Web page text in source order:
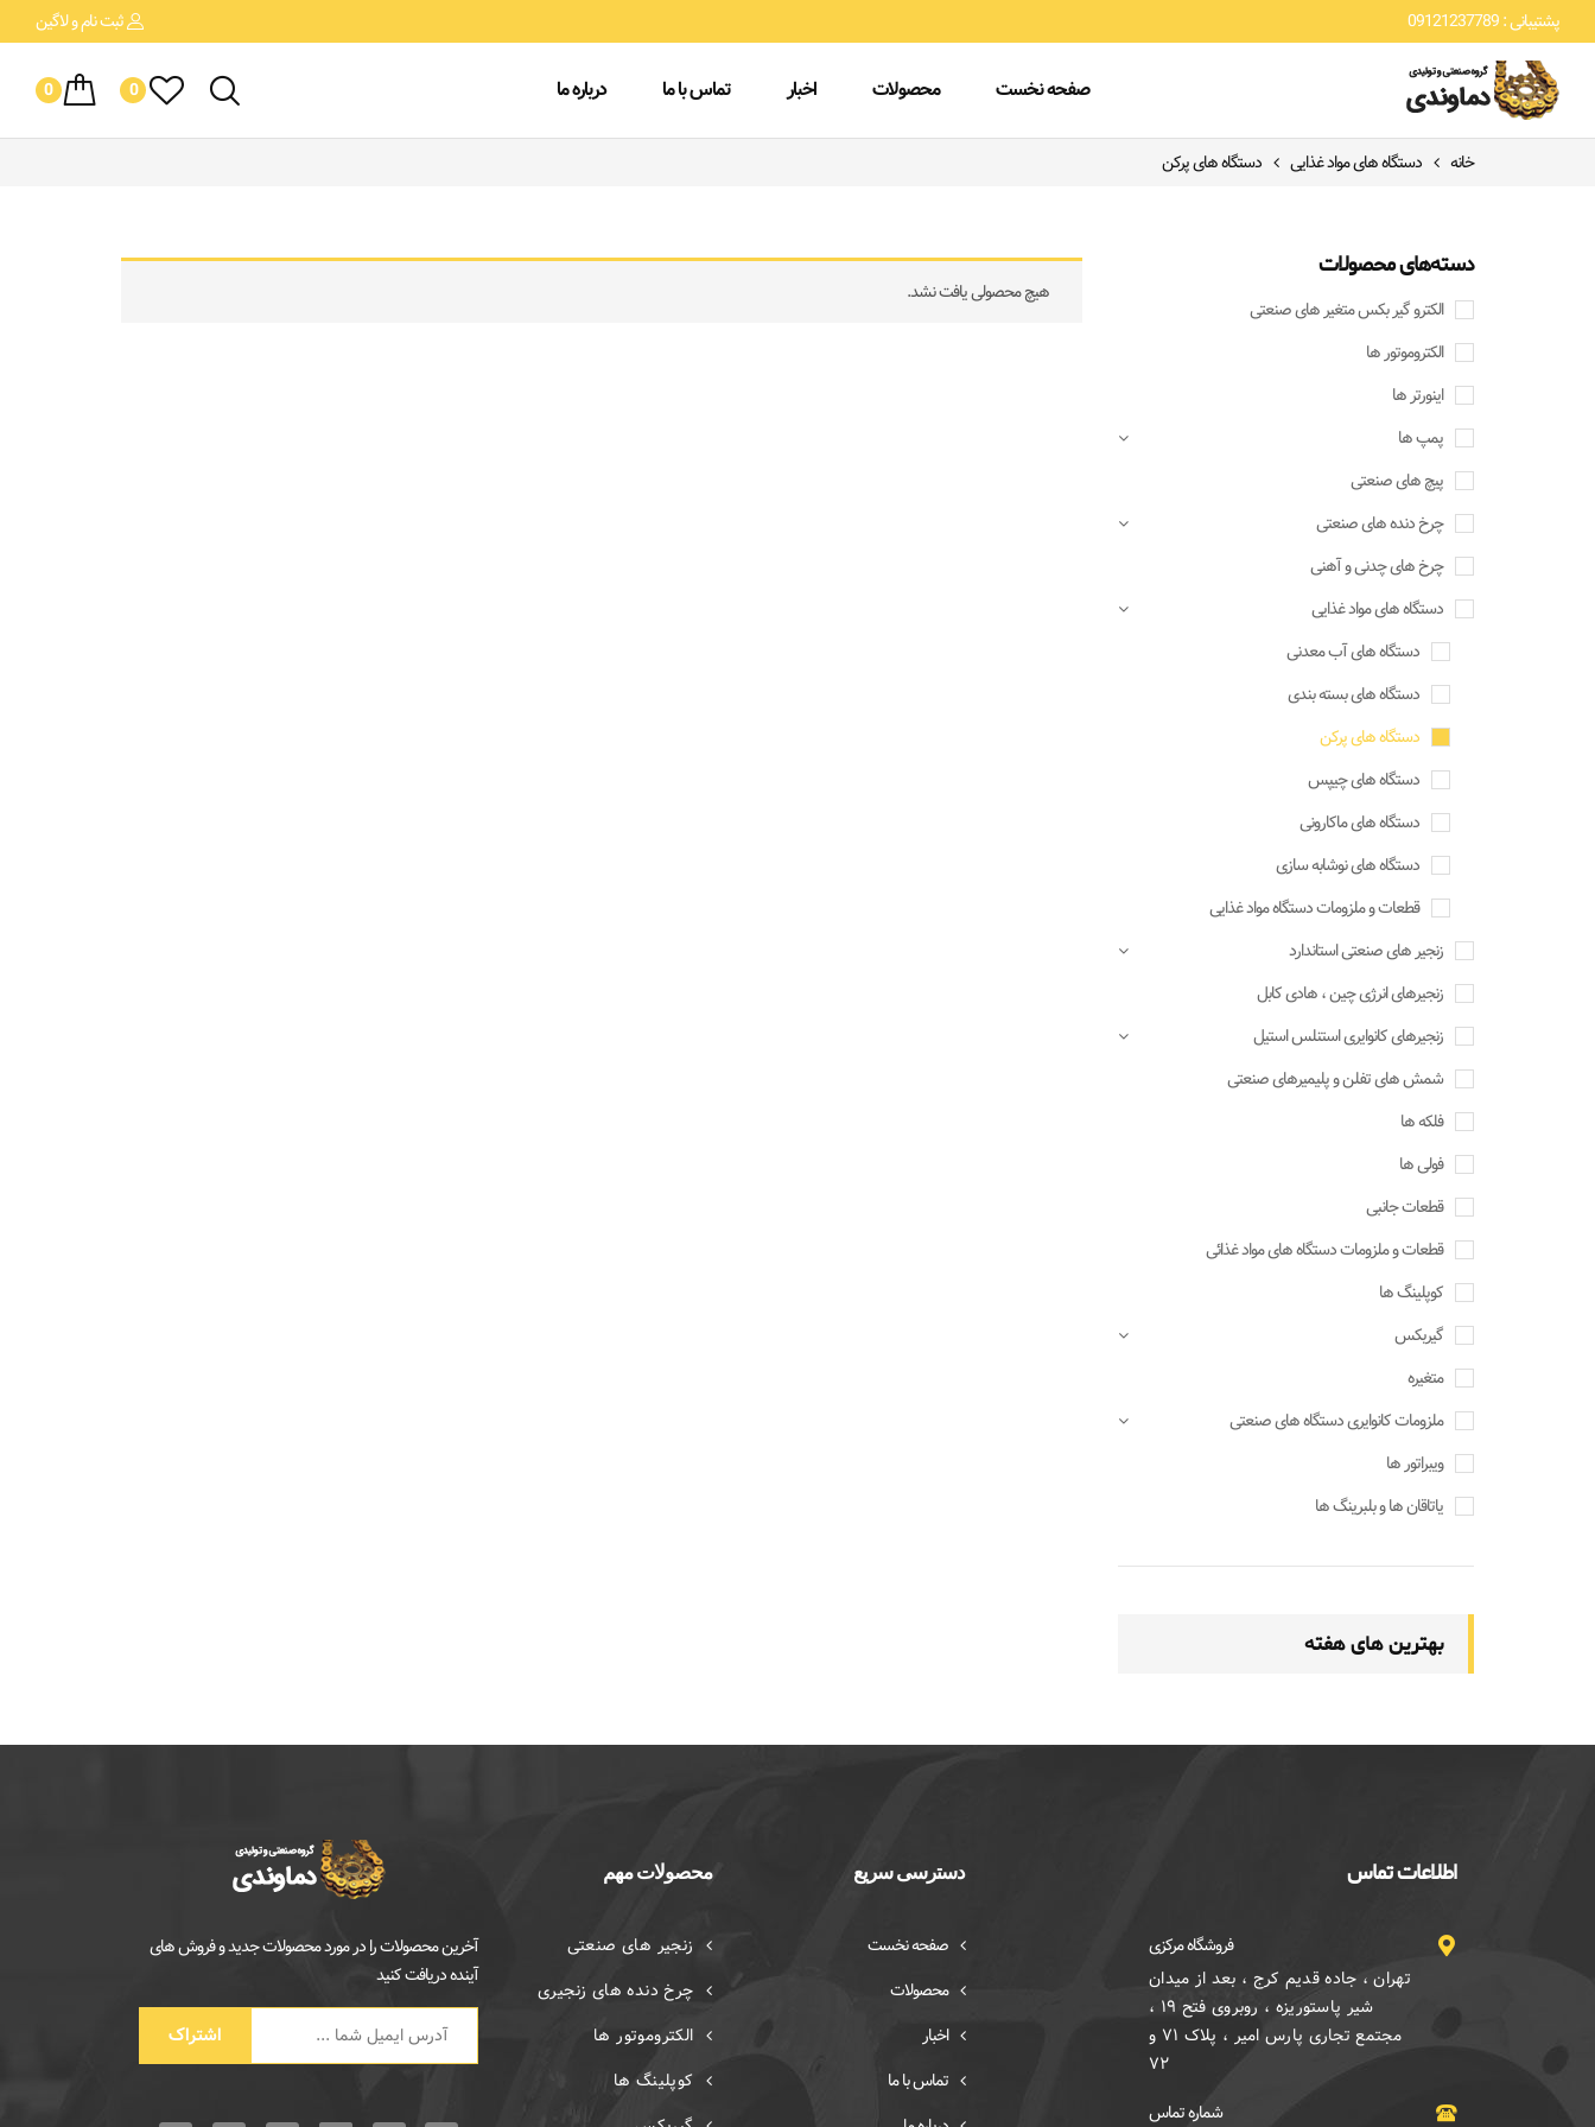
پشتیبانی : 09121237789 ثبت نامو لاگین
صفحه نخست محصولات اخبار تماس با ما درباره ما 0
0
خانه دستگاه های مواد غذایی دستگاه های پرکن
هیچ محصولی یافت نشد.
دسته‌های محصولات
الکترو گیر بکس متغیر های صنعتی
الکتروموتور ها
اینورتر ها
پمپ ها
پیچ های صنعتی
چرخ دنده های صنعتی
چرخ های چدنی و آهنی
دستگاه های مواد غذایی
دستگاه های آب معدنی
دستگاه های بسته بندی
دستگاه های پرکن
دستگاه های چیپس
دستگاه های ماکارونی
دستگاه های نوشابه سازی
قطعات و ملزومات دستگاه مواد غذایی
زنجیر های صنعتی استاندارد
زنجیرهای انرژی چین ، هادی کابل
زنجیرهای کانوایری استنلس استیل
شمش های تفلن و پلیمیرهای صنعتی
فلکه ها
فولی ها
قطعات جانبی
قطعات و ملزومات دستگاه های مواد غذائی
کوپلینگ ها
گیربکس
متغیره
ملزومات کانوایری دستگاه های صنعتی
ویبراتور ها
یاتاقان ها و بلبرینگ ها
بهترین های هفته
اطلاعات تماس
فروشگاه مرکزی
تهران ، جاده قدیم کرج ، بعد از میدان
شیر پاستوریزه ، روبروی فتح ۱۹ ،
مجتمع تجاری پارس امیر ، پلاک ۷۱ و
۷۲
شماره تماس
دسترسی سریع
صفحه نخست
محصولات
اخبار
تماس با ما
محصولات مهم
زنجیر های صنعتی
چرخ دنده های زنجیری
الکتروموتور ها
کوپلینگ ها
آخرین محصولات را در مورد محصولات جدید و فروش های
آینده دریافت کنید
اشتراک